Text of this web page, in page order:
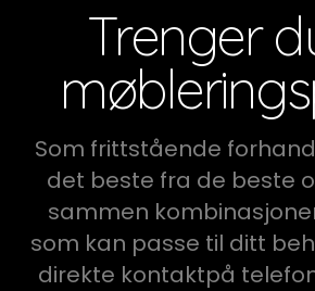
Trenger
Som frittstående
det beste fra de beste
sammen
som kan passe til ditt
direkte kontaktpå